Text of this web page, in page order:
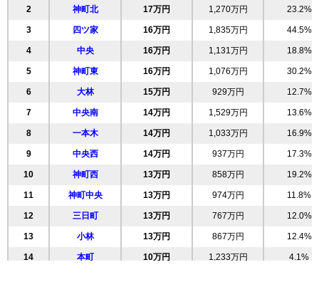
2 神町北 17万円 1,270万円 23.2%
3 四ツ家 16万円 1,835万円 44.5%
4 中央 16万円 1,131万円 18.8%
5 神町東 16万円 1,076万円 30.2%
6 大林 15万円 929万円 12.7%
7 中央南 14万円 1,529万円 13.6%
8 一本木 14万円 1,033万円 16.9%
9 中央西 14万円 937万円 17.3%
10 神町西 13万円 858万円 19.2%
11 神町中央 13万円 974万円 11.8%
12 三日町 13万円 767万円 12.0%
13 小林 13万円 867万円 12.4%
14 本町 10万円 1,233万円 4.1%